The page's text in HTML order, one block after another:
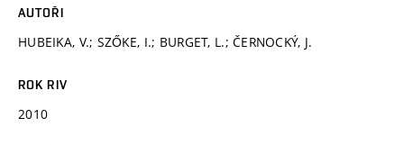
AUTOŘI
HUBEIKA, V.; SZŐKE, I.; BURGET, L.; ČERNOCKÝ, J.
ROK RIV
2010